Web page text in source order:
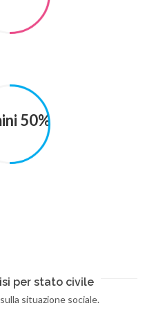
50%
per stato civile
situazione sociale.